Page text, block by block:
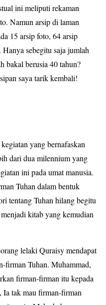
ini meliputi rekaman
Namun arsip di laman
15 arsip foto, 64 arsip
sebegitu saja jumlah
bakal berusia 40 tahun?
saya tarik kembali!
yang bernafaskan
dari dua milennium yang
ini pada umat manusia.
Tuhan dalam bentuk
tentang Tuhan hilang begitu
kitab yang kemudian
lelaki Quraisy mendapat
firman Tuhan. Muhammad,
firman-firman itu kepada
Ia tak mau firman-firman